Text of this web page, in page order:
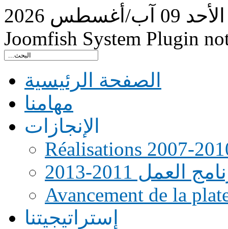
الأحد 09 آب/أغسطس 2026
Joomfish System Plugin
الصفحة الرئيسية
مهامنا
الإنجازات
Réalisations 2007-
العمل 2011-2013
Avancement de la
إستراتيجيتنا